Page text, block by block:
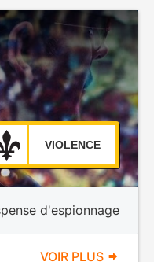
VIOLENCE
d'espionnage
VOIR PLUS